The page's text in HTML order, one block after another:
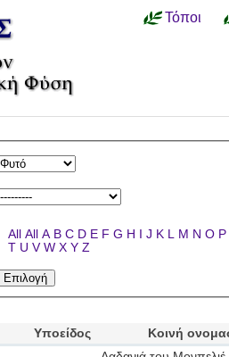
Τόποι
All All A B C D E F G H I J K L M N O P
T U V W X Y Z
Υποείδος
Κοινή